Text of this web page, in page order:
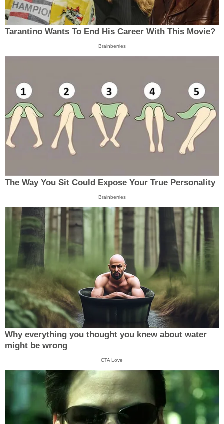
Tarantino Wants To End His Career With This Movie?
Brainberries
The Way You Sit Could Expose Your True Personality
Brainberries
Why everything you thought you knew about water
might be wrong
CTA Love